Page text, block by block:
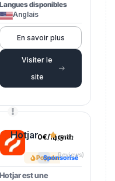
Langues disponibles
Anglais
En savoir plus
Visiter le
site
Hotjar
Popular
Sponsorisé
0€/month
4.5(202
Reviews)
Hotjar est une